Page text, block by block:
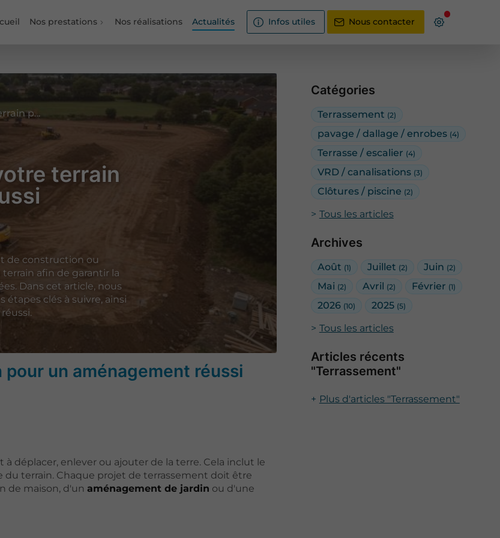
Nos prestations Nos réalisations Actualités Infos utiles Nous contacter
Catégories
Terrassement (2)
pavage / dallage / enrobes (4)
Terrasse / escalier (4)
VRD / canalisations (3)
Clôtures / piscine (2)
Tous les articles
Archives
Août (1) Juillet (2) Juin (2)
Mai (2) Avril (2) Février (1)
2026 (10) 2025 (5)
Tous les articles
Articles récents
"Terrassement"
Plus d'articles "Terrassement"
Terrassement : préparer votre terrain pour un aménagement réussi
terrain
de construction ou
afin de garantir la
Dans cet article, nous
clés à suivre, ainsi
un aménagement réussi
déplacer, enlever ou ajouter de la terre. Cela inclut le
terrain. Chaque projet de terrassement doit être
de maison, d'un aménagement de jardin ou d'une